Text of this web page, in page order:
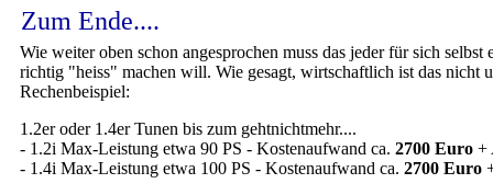
Zum Ende....
Wie weiter oben schon angesprochen muss das jeder für sich
richtig "heiss" machen will. Wie gesagt, wirtschaftlich ist das nicht
Rechenbeispiel:
1.2er oder 1.4er Tunen bis zum gehtnichtmehr....
- 1.2i Max-Leistung etwa 90 PS - Kostenaufwand ca. 2700 Euro +
- 1.4i Max-Leistung etwa 100 PS - Kostenaufwand ca. 2700 Euro